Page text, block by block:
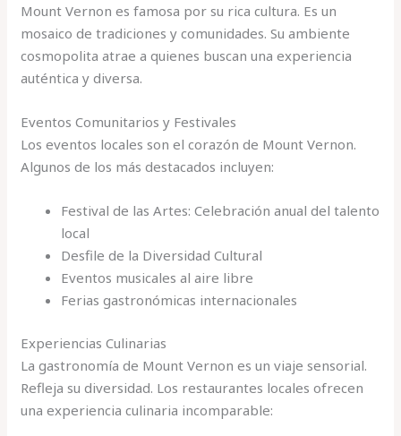
Mount Vernon es famosa por su rica cultura. Es un
mosaico de tradiciones y comunidades. Su ambiente
cosmopolita atrae a quienes buscan una experiencia
auténtica y diversa.
Eventos Comunitarios y Festivales
Los eventos locales son el corazón de Mount Vernon.
Algunos de los más destacados incluyen:
Festival de las Artes: Celebración anual del talento
local
Desfile de la Diversidad Cultural
Eventos musicales al aire libre
Ferias gastronómicas internacionales
Experiencias Culinarias
La gastronomía de Mount Vernon es un viaje sensorial.
Refleja su diversidad. Los restaurantes locales ofrecen
una experiencia culinaria incomparable: